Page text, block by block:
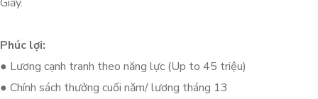
Phúc lợi:
● Lương cạnh tranh theo năng lực (Up to 45 triệu)
● Chính sách thưởng cuối năm/ lương tháng 13